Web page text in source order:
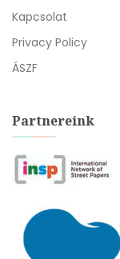
Kapcsolat
Privacy Policy
ÁSZF
Partnereink